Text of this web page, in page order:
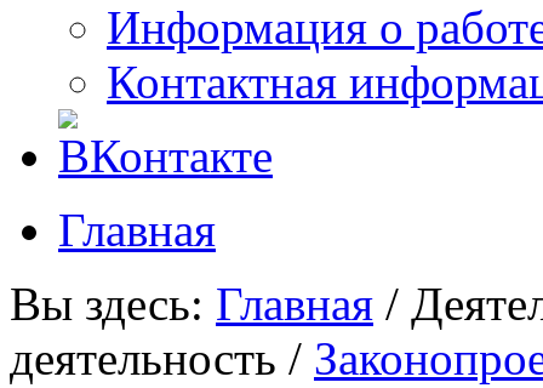
Информация о
Контактная
Главная
Вы здесь: Главная /
деятельность /